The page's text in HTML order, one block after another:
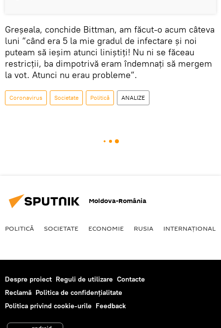
Greşeala, conchide Bittman, am făcut-o acum câteva
luni ”când era 5 la mie gradul de infectare şi noi
puteam să ieşim atunci liniştiţi! Nu ni se făceau
restricţii, ba dimpotrivă eram îndemnaţi să mergem
la vot. Atunci nu erau probleme”.
Coronavirus Societate Politică ANALIZE
Moldova-România
POLITICĂ SOCIETATE ECONOMIE RUSIA INTERNAŢIONAL
Despre proiect Reguli de utilizare Contacte
Reclamă Politica de confidențialitate
Politica privind cookie-urile Feedback